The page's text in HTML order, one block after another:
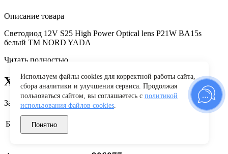
Описание товара
Cветодиод 12V S25 High Power Optical lens P21W BA15s
белый TM NORD YADA
Читать полностью
Характеристики
Заводские данные
Бренд
Используем файлы cookies для корректной работы сайта,
сбора аналитики и улучшения сервиса. Продолжая
пользоваться сайтом, вы соглашаетесь с политикой
использования файлов cookies.
Понятно